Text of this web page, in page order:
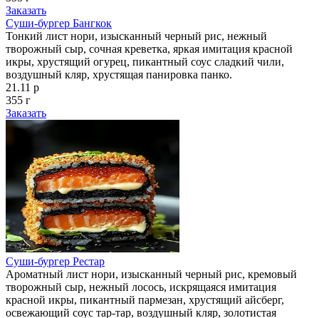
Заказать
Суши-бургер Бангкок
Тонкий лист нори, изысканный черный рис, нежный
творожный сыр, сочная креветка, яркая имитация красной
икры, хрустящий огурец, пикантный соус сладкий чили,
воздушный кляр, хрустящая панировка панко.
21.11 р
355 г
Заказать
Суши-бургер Рестар
Ароматный лист нори, изысканный черный рис, кремовый
творожный сыр, нежный лосось, искрящаяся имитация
красной икры, пикантный пармезан, хрустящий айсберг,
освежающий соус тар-тар, воздушный кляр, золотистая